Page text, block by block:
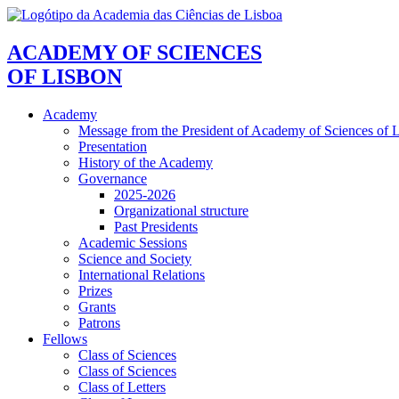
ACADEMY OF SCIENCES
OF LISBON
Academy
Message from the President of Academy of Sciences of
Presentation
History of the Academy
Governance
2025-2026
Organizational structure
Past Presidents
Academic Sessions
Science and Society
International Relations
Prizes
Grants
Patrons
Fellows
Class of Sciences
Class of Sciences
Class of Letters